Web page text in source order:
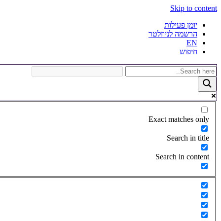
Skip to content
יומן פעילות
הרשמה לניוזלטר
EN
חיפוש
Exact matches only
Search in title
Search in content